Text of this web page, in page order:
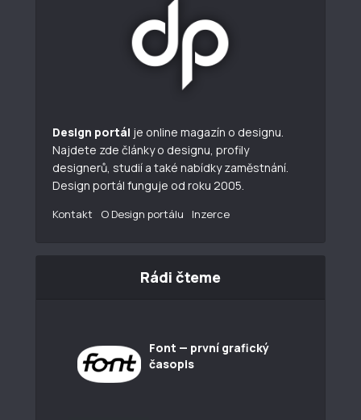
Design portál je online magazín o designu.
Najdete zde články o designu, profily
designerů, studií a také nabídky zaměstnání.
Design portál funguje od roku 2005.
Kontakt O Design portálu Inzerce
Rádi čteme
Font — první grafický
časopis